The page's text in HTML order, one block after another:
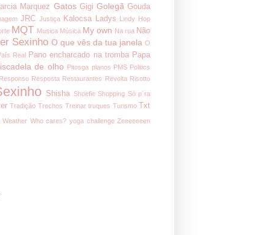
Marquez Gatos Gigi Golegã Gouda
JRC Justiça Kalocsa Ladys Lindy Hop
MQT Musica Música My own Na rua Não
Sexinho O que vês da tua janela O
Real Pano encharcado na tromba Papa
de olho Pitosga planos PMS Politics
Responso Resposta Restaurantes Revolta Risotto
Shisha Shoefie Shopping Só p´ra
Tradição Trechos Treinar truques Turismo Txt
Weather Who cares? yoga challenge Zeeeeeeen